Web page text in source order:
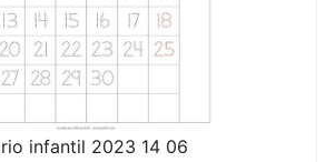
infantil 2023 14 06